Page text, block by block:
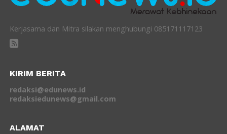
Kerjasama dan Mitra silakan menghubungi 085171117123
KIRIM BERITA
redaksi@edunews.id
redaksiedunews@gmail.com
ALAMAT